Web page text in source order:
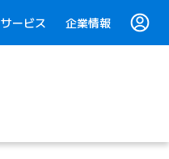
サービス 企業情報